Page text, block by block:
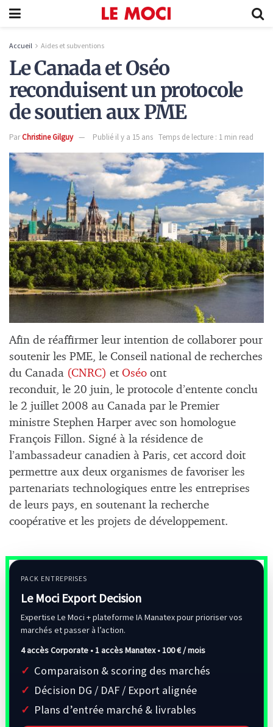
Accueil Aides et subventions
Le Canada et Oséo
reconduisent un protocole
de soutien aux PME
ParChristine Gilguy Publié il y a 15 ans Temps de lecture : 1 min read
Afin de réaffirmer leur intention de collaborer pour
soutenir les PME, le Conseil national de recherches
du Canada (CNRC) et Oséo ont
reconduit, le 20 juin, le protocole d’entente conclu
le 2 juillet 2008 au Canada par le Premier
ministre Stephen Harper avec son homologue
François Fillon. Signé à la résidence de
l’ambassadeur canadien à Paris, cet accord doit
permettre aux deux organismes de favoriser les
partenariats technologiques entre les entreprises
de leurs pays, en soutenant la recherche
coopérative et les projets de développement.
PACK ENTREPRISES
Le Moci Export Decision
Expertise Le Moci + plateforme IA Manatex pour prioriser vos
marchés et passer à l’action.
4 accès Corporate • 1 accès Manatex •100 € / mois
Comparaison & scoring des marchés
Décision DG / DAF / Export alignée
Plans d’entrée marché & livrables